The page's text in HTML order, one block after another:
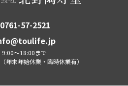
0761-57-2521
9:00～18:00まで
年末年始休業・臨時休業有）